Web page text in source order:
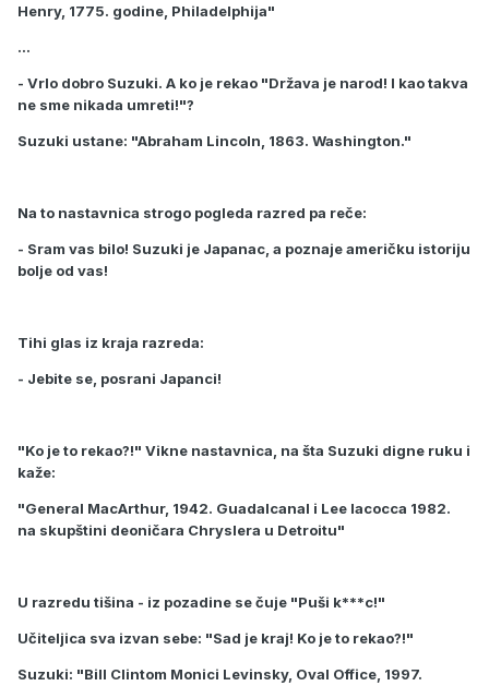
Henry, 1775. godine, Philadelphija"
...
- Vrlo dobro Suzuki. A ko je rekao "Država je narod! I kao takva
ne sme nikada umreti!"?
Suzuki ustane: "Abraham Lincoln, 1863. Washington."
Na to nastavnica strogo pogleda razred pa reče:
- Sram vas bilo! Suzuki je Japanac, a poznaje američku istoriju
bolje od vas!
Tihi glas iz kraja razreda:
- Jebite se, posrani Japanci!
"Ko je to rekao?!" Vikne nastavnica, na šta Suzuki digne ruku i
kaže:
"General MacArthur, 1942. Guadalcanal i Lee Iacocca 1982.
na skupštini deoničara Chryslera u Detroitu"
U razredu tišina - iz pozadine se čuje "Puši k***c!"
Učiteljica sva izvan sebe: "Sad je kraj! Ko je to rekao?!"
Suzuki: "Bill Clintom Monici Levinsky, Oval Office, 1997.